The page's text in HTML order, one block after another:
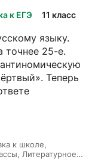
к ЕГЭ 11 класс
языку.
точнее 25-е.
Теперь
к школе,
Литературное